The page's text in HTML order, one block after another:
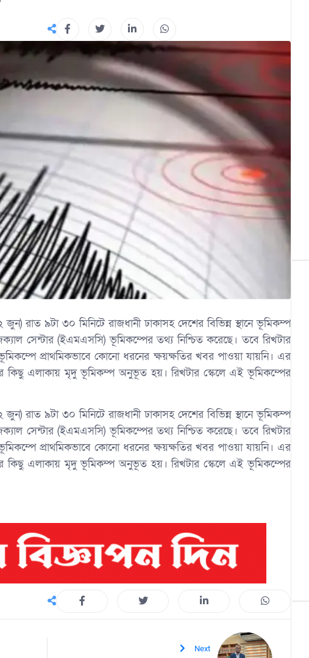
৯টা ৩০ মিনিটে রাজধানী ঢাকাসহ দেশের বিভিন্ন স্থানে ভূমিকম্প
সেন্টার (ইএমএসসি) ভূমিকম্পের তথ্য নিশ্চিত করেছে। তবে রিখটার
প্রাথমিকভাবে কোনো ধরনের ক্ষয়ক্ষতির খবর পাওয়া যায়নি। এর
এলাকায় মৃদু ভূমিকম্প অনুভূত হয়। রিখটার স্কেলে এই ভূমিকম্পের
৯টা ৩০ মিনিটে রাজধানী ঢাকাসহ দেশের বিভিন্ন স্থানে ভূমিকম্প
সেন্টার (ইএমএসসি) ভূমিকম্পের তথ্য নিশ্চিত করেছে। তবে রিখটার
প্রাথমিকভাবে কোনো ধরনের ক্ষয়ক্ষতির খবর পাওয়া যায়নি। এর
এলাকায় মৃদু ভূমিকম্প অনুভূত হয়। রিখটার স্কেলে এই ভূমিকম্পের
Next